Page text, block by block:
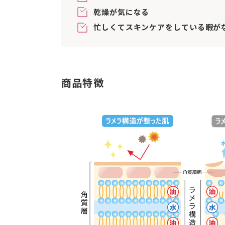
乾燥が気になる
忙しくてスキンケアをしている暇が
商品特徴